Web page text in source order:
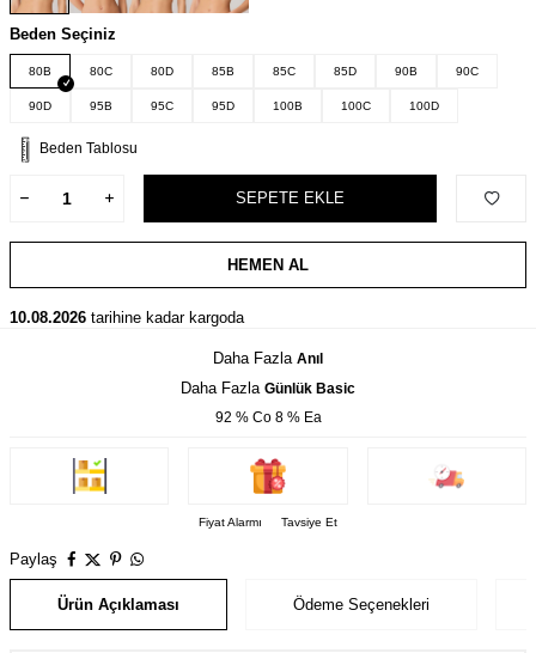
Beden Seçiniz
80B 80C 80D 85B 85C 85D 90B 90C
90D 95B 95C 95D 100B 100C 100D
Beden Tablosu
SEPETE EKLE
HEMEN AL
10.08.2026 tarihine kadar kargoda
Daha Fazla Anıl
Daha Fazla Günlük Basic
92 % Co 8 % Ea
Fiyat Alarmı Tavsiye Et
Paylaş
Ürün Açıklaması Ödeme Seçenekleri